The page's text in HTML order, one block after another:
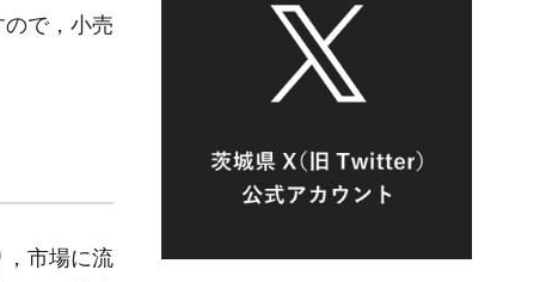
で，小売
市場に流